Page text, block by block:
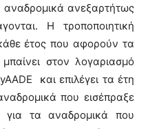
αναδρομικά ανεξαρτήτως
Η τροποποιητική
έτος που αφορούν τα
στον λογαριασμό
και επιλέγει τα έτη
που εισέπραξε
για τα αναδρομικά που